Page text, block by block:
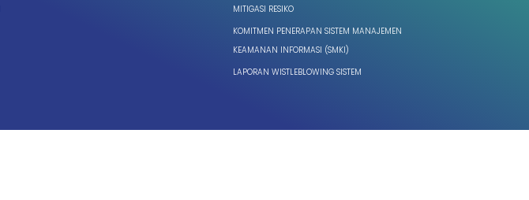
MITIGASI RESIKO
KOMITMEN PENERAPAN SISTEM MANAJEMEN
KEAMANAN INFORMASI (SMKI)
LAPORAN WISTLEBLOWING SISTEM